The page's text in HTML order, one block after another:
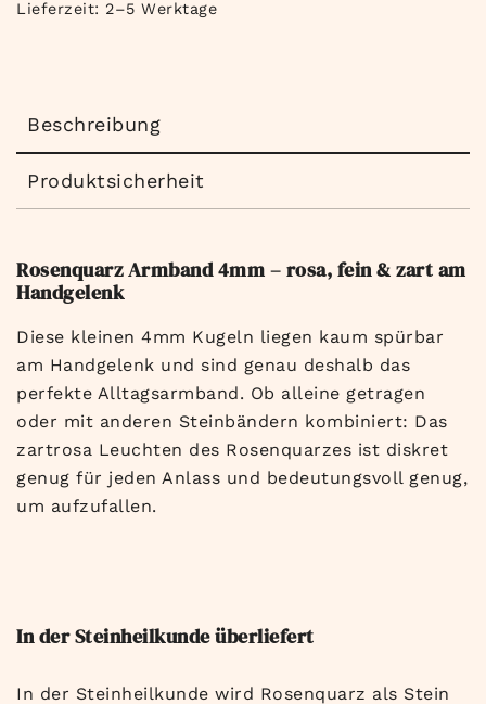
Lieferzeit: 2–5 Werktage
Beschreibung
Produktsicherheit
Rosenquarz Armband 4mm – rosa, fein & zart am
Handgelenk
Diese kleinen 4mm Kugeln liegen kaum spürbar
am Handgelenk und sind genau deshalb das
perfekte Alltagsarmband. Ob alleine getragen
oder mit anderen Steinbändern kombiniert: Das
zartrosa Leuchten des Rosenquarzes ist diskret
genug für jeden Anlass und bedeutungsvoll genug,
um aufzufallen.
In der Steinheilkunde überliefert
In der Steinheilkunde wird Rosenquarz als Stein